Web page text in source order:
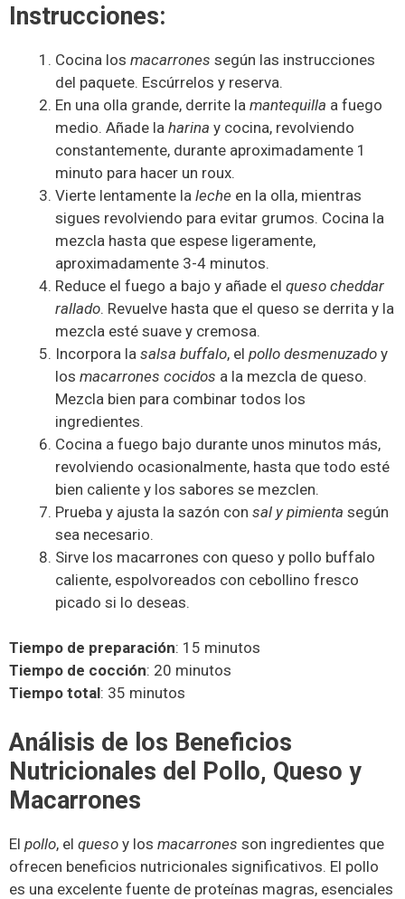
Instrucciones:
Cocina los macarrones según las instrucciones
del paquete. Escúrrelos y reserva.
En una olla grande, derrite la mantequilla a fuego
medio. Añade la harina y cocina, revolviendo
constantemente, durante aproximadamente 1
minuto para hacer un roux.
Vierte lentamente la leche en la olla, mientras
sigues revolviendo para evitar grumos. Cocina la
mezcla hasta que espese ligeramente,
aproximadamente 3-4 minutos.
Reduce el fuego a bajo y añade el queso cheddar
rallado. Revuelve hasta que el queso se derrita y la
mezcla esté suave y cremosa.
Incorpora la salsa buffalo, el pollo desmenuzado y
los macarrones cocidos a la mezcla de queso.
Mezcla bien para combinar todos los
ingredientes.
Cocina a fuego bajo durante unos minutos más,
revolviendo ocasionalmente, hasta que todo esté
bien caliente y los sabores se mezclen.
Prueba y ajusta la sazón con sal y pimienta según
sea necesario.
Sirve los macarrones con queso y pollo buffalo
caliente, espolvoreados con cebollino fresco
picado si lo deseas.
Tiempo de preparación: 15 minutos
Tiempo de cocción: 20 minutos
Tiempo total: 35 minutos
Análisis de los Beneficios
Nutricionales del Pollo, Queso y
Macarrones
El pollo, el queso y los macarrones son ingredientes que
ofrecen beneficios nutricionales significativos. El pollo
es una excelente fuente de proteínas magras, esenciales